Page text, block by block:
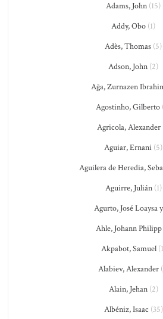
Adams, John (15)
Addy, Obo (1)
Adès, Thomas (5)
Adson, John (2)
Ağa, Zurnazen
Agostinho, Gilberto
Agricola, Alexander
Aguiar, Ernani (5)
Aguilera de Heredia,
Aguirre, Julián(1)
Agurto, José Loaysa y
Ahle, Johann Philipp
Akpabot, Samuel
Alabiev, Alexander
Alain, Jehan(2)
Albéniz, Isaac (35)